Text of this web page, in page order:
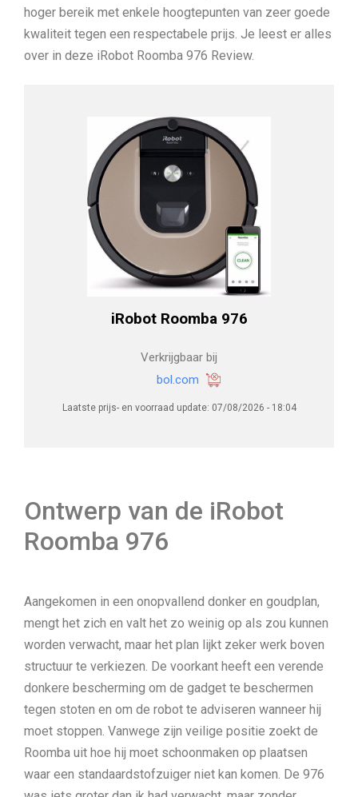
hoger bereik met enkele hoogtepunten van zeer goede
kwaliteit tegen een respectabele prijs. Je leest er alles
over in deze iRobot Roomba 976 Review.
iRobot Roomba 976
Verkrijgbaar bij
bol.com
Laatste prijs- en voorraad update: 07/08/2026 - 18:04
Ontwerp van de iRobot
Roomba 976
Aangekomen in een onopvallend donker en goudplan,
mengt het zich en valt het zo weinig op als zou kunnen
worden verwacht, maar het plan lijkt zeker werk boven
structuur te verkiezen. De voorkant heeft een verende
donkere bescherming om de gadget te beschermen
tegen stoten en om de robot te adviseren wanneer hij
moet stoppen. Vanwege zijn veilige positie zoekt de
Roomba uit hoe hij moet schoonmaken op plaatsen
waar een standaardstofzuiger niet kan komen. De 976